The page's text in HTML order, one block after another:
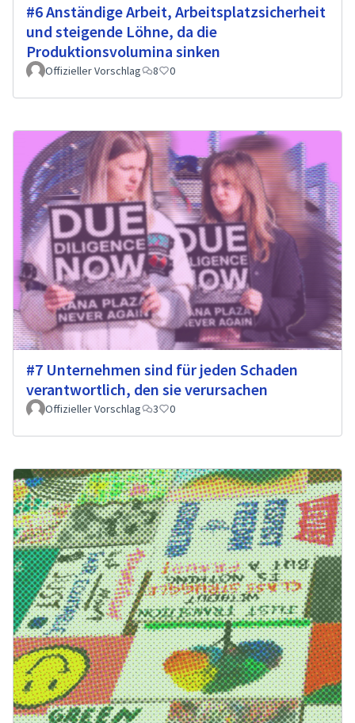
#6 Anständige Arbeit, Arbeitsplatzsicherheit
und steigende Löhne, da die
Produktionsvolumina sinken
Offizieller Vorschlag 8 0
#7 Unternehmen sind für jeden Schaden
verantwortlich, den sie verursachen
Offizieller Vorschlag 3 0